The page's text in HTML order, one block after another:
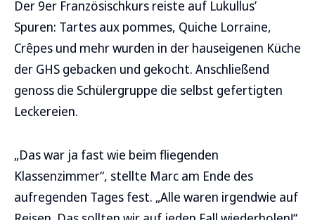
Der 9er Französischkurs reiste auf Lukullus’
Spuren: Tartes aux pommes, Quiche Lorraine,
Crêpes und mehr wurden in der hauseigenen Küche
der GHS gebacken und gekocht. Anschließend
genoss die Schülergruppe die selbst gefertigten
Leckereien.
„Das war ja fast wie beim fliegenden
Klassenzimmer“, stellte Marc am Ende des
aufregenden Tages fest. „Alle waren irgendwie auf